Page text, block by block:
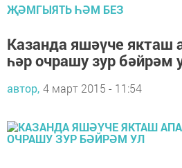
ҖӘМГЫЯТЬ ҺӘМ БЕЗ
Казанда яшәүче якташ
һәр очрашу зур бәйрәм
автор, 4 март 2015 - 11:54